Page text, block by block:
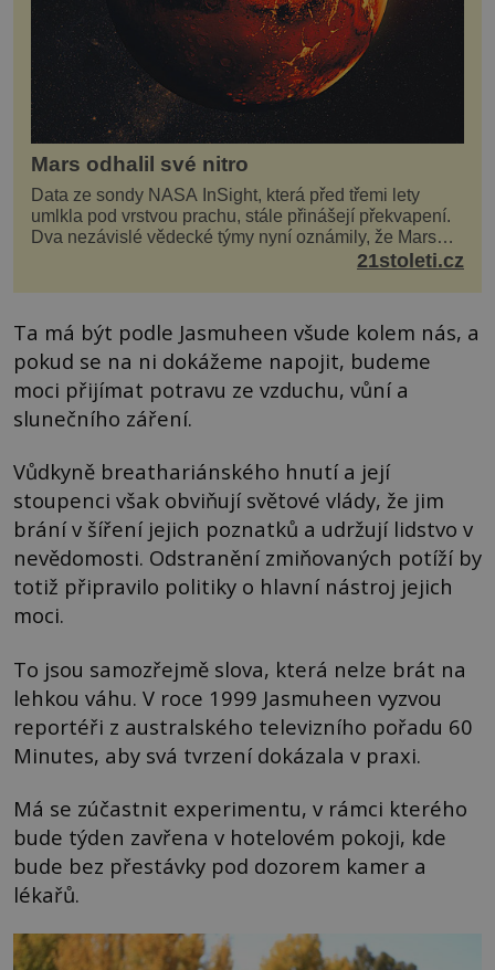
Mars odhalil své nitro
Data ze sondy NASA InSight, která před třemi lety
umlkla pod vrstvou prachu, stále přinášejí překvapení.
Dva nezávislé vědecké týmy nyní oznámily, že Mars
má nejen plášť plný trosek z dávných impaktů,...21stoleti.cz
Ta má být podle Jasmuheen všude kolem nás, a
pokud se na ni dokážeme napojit, budeme
moci přijímat potravu ze vzduchu, vůní a
slunečního záření.
Vůdkyně breathariánského hnutí a její
stoupenci však obviňují světové vlády, že jim
brání v šíření jejich poznatků a udržují lidstvo v
nevědomosti. Odstranění zmiňovaných potíží by
totiž připravilo politiky o hlavní nástroj jejich
moci.
To jsou samozřejmě slova, která nelze brát na
lehkou váhu. V roce 1999 Jasmuheen vyzvou
reportéři z australského televizního pořadu 60
Minutes, aby svá tvrzení dokázala v praxi.
Má se zúčastnit experimentu, v rámci kterého
bude týden zavřena v hotelovém pokoji, kde
bude bez přestávky pod dozorem kamer a
lékařů.